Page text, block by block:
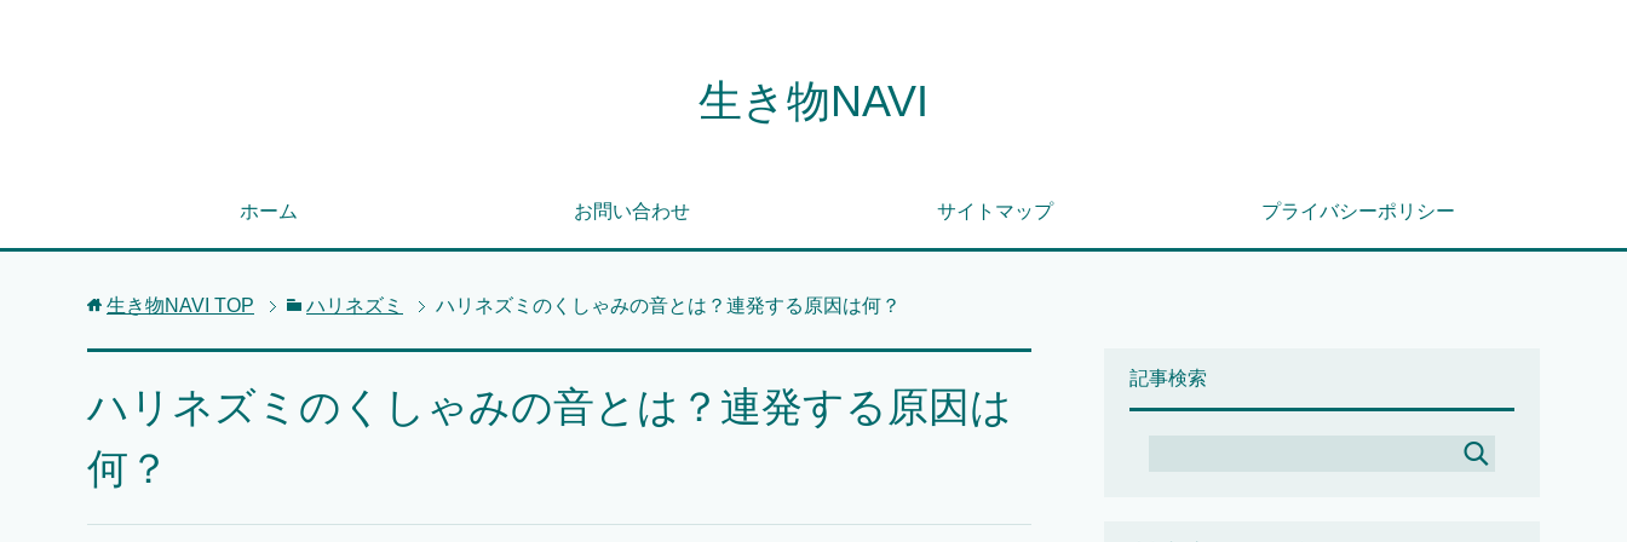
生き物NAVI
ホーム お問い合わせ サイトマップ プライバシーポリシー
生き物NAVI TOP ハリネズミ ハリネズミのくしゃみの音とは？連発する原因は何？
ハリネズミのくしゃみの音とは？連発する原因は
何？
記事検索